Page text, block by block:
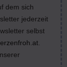
dem sich
jederzeit
selbst